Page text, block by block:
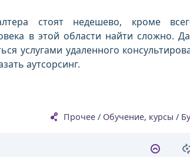
стоят недешево, кроме
в этой области найти сложно.
услугами удаленного
аутсорсинг.
Прочее/ Обучение, курсы /